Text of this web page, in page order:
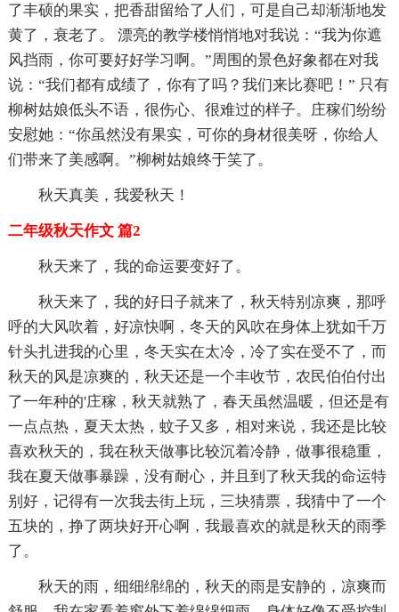
了丰硕的果实，把香甜留给了人们，可是自己却渐渐地发
黄了，衰老了。 漂亮的教学楼悄悄地对我说：“我为你遮
风挡雨，你可要好好学习啊。”周围的景色好象都在对我
说：“我们都有成绩了，你有了吗？我们来比赛吧！” 只有
柳树姑娘低头不语，很伤心、很难过的样子。庄稼们纷纷
安慰她：“你虽然没有果实，可你的身材很美呀，你给人
们带来了美感啊。”柳树姑娘终于笑了。
秋天真美，我爱秋天！
二年级秋天作文 篇2
秋天来了，我的命运要变好了。
秋天来了，我的好日子就来了，秋天特别凉爽，那呼
呼的大风吹着，好凉快啊，冬天的风吹在身体上犹如千万
针头扎进我的心里，冬天实在太冷，冷了实在受不了，而
秋天的风是凉爽的，秋天还是一个丰收节，农民伯伯付出
了一年种的'庄稼，秋天就熟了，春天虽然温暖，但还是有
一点点热，夏天太热，蚊子又多，相对来说，我还是比较
喜欢秋天的，我在秋天做事比较沉着冷静，做事很稳重，
我在夏天做事暴躁，没有耐心，并且到了秋天我的命运特
别好，记得有一次我去街上玩，三块猜票，我猜中了一个
五块的，挣了两块好开心啊，我最喜欢的就是秋天的雨季
了。
秋天的雨，细细绵绵的，秋天的雨是安静的，凉爽而